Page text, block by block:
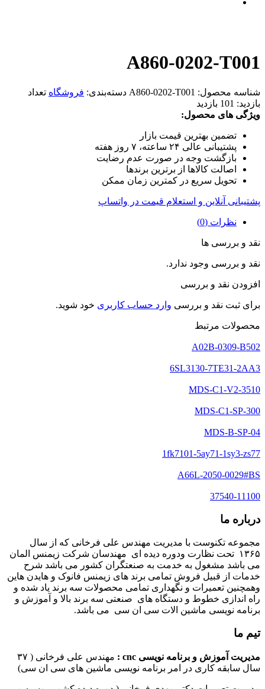
A860-0202-T001
شناسه محصول: A860-0202-T001 دسته‌بندی: فروشگاه تعداد
بازدید: 101 بازدید
ویژگی های محصول:
تضمین بهترین قیمت بازار
پشتیبانی عالی ۲۴ ساعته، ۷ روز هفته
بازگشت وجه در صورت عدم رضایت
اصالت کالاها از برترین برندها
تحویل سریع در کمترین زمان ممکن
پشتیبانی آنلاین و استعلام قیمت در واتساپ
نظرات (0)
نقد و بررسی ها
نقد و بررسی وجود ندارد.
افزودن نقد و بررسی
برای ثبت نقد و بررسی وارد حساب کاربری خود شوید.
محصولات مرتبط
A02B-0309-B502
6SL3130-7TE31-2AA3
MDS-C1-SP-300
MDS-B-SP-04
1fk7101-5ay71-1sy3-zs77
A66L-2050-0029#BS
37540-11100
درباره ما
مجموعه تکنوست با مدیریت مهندس علی فرخانی که از سال
۱۳۶۵ تحت نظارت ودوره دیده ای مهندسان شرکت زیمنس المان
می باشد مشغول به خدمت به صنعتگران کشور می باشد شرح
خدمات از قبیل فروش تمامی برند های زیمنس فانوک و هایدن هاین
وهمچنین تعمیرات و نگهداری تمامی محصولات سه برند یاد شده و
راه اندازی خطوط و دستگاه های صنعتی سه برند بالا و آموزش و
برنامه نویسی ماشین الات سی ان سی می باشد.
تیم ما
مدیریت آموزش و برنامه نویسی cnc :
مهندس علی فرخانی ( ۳۷
سال سابقه کاری در امر برنامه نویسی ماشین های سی ان سی)